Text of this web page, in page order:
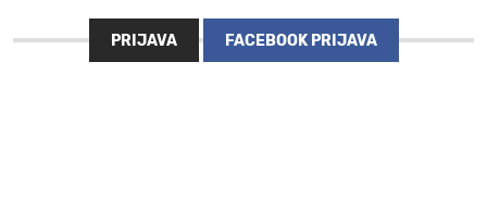
PRIJAVA FACEBOOK PRIJAVA